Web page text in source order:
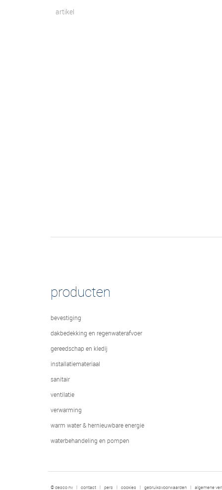
artikel
producten
bevestiging
dakbedekking en regenwaterafvoer
gereedschap en kledij
installatiemateriaal
sanitair
ventilatie
verwarming
warm water & hernieuwbare energie
waterbehandeling en pompen
© desco nv | contact | pers | cookies | gebruiksvoorwaarden | algemene